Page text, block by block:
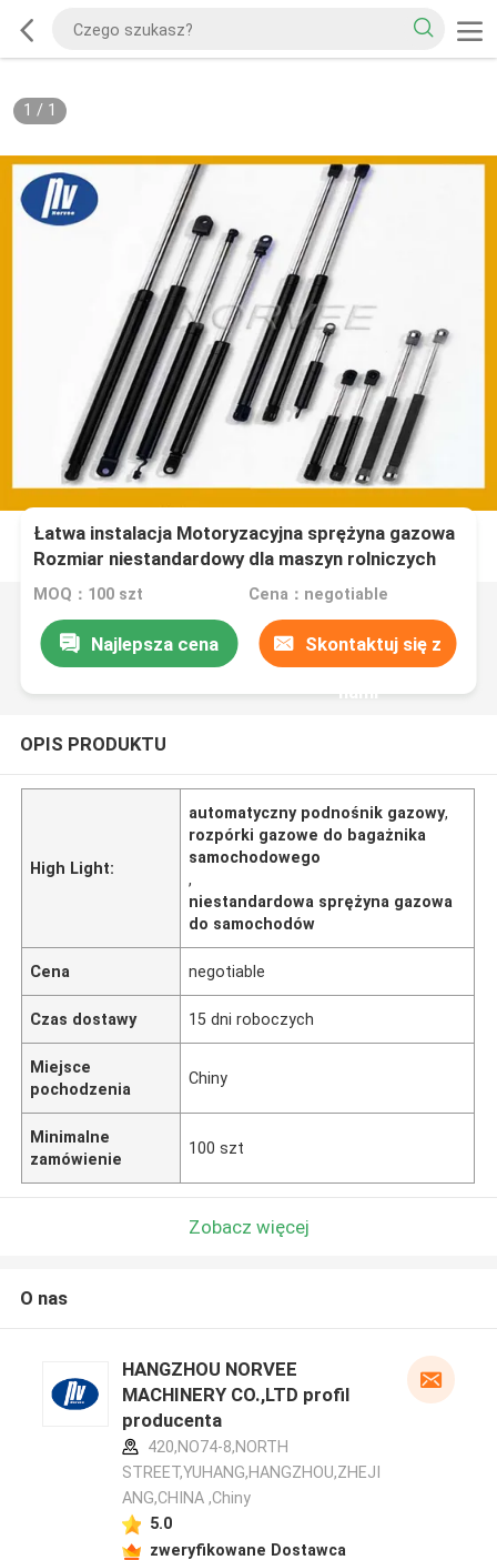
1 / 1
Łatwa instalacja Motoryzacyjna sprężyna gazowa
Rozmiar niestandardowy dla maszyn rolniczych
MOQ：100 szt Cena：negotiable
Najlepsza cena Skontaktuj się z
nami
OPIS PRODUKTU
High Light:
automatyczny podnośnik gazowy,
rozpórki gazowe do bagażnika
samochodowego
,
niestandardowa sprężyna gazowa
do samochodów
Cena negotiable
Czas dostawy 15 dni roboczych
Miejsce
pochodzenia
Chiny
Minimalne
zamówienie
100 szt
Zobacz więcej
O nas
HANGZHOU NORVEE
MACHINERY CO.,LTD profil
producenta
420,NO74-8,NORTH
STREET,YUHANG,HANGZHOU,ZHEJI
ANG,CHINA ,Chiny
5.0
zweryfikowane Dostawca